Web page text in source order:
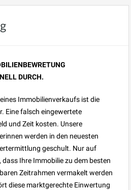
DURCH.
Immobilienverkaufs ist die
Eine falsch eingewertete
und Zeit kosten. Unsere
werden in den neuesten
geschult. Nur auf
Ihre Immobilie zu dem besten
Zeitrahmen vermakelt werden
diese marktgerechte Einwertung